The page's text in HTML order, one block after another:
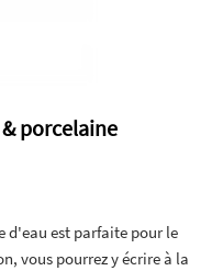
porcelaine
d'eau est parfaite pour le
vous pourrez y écrire à la